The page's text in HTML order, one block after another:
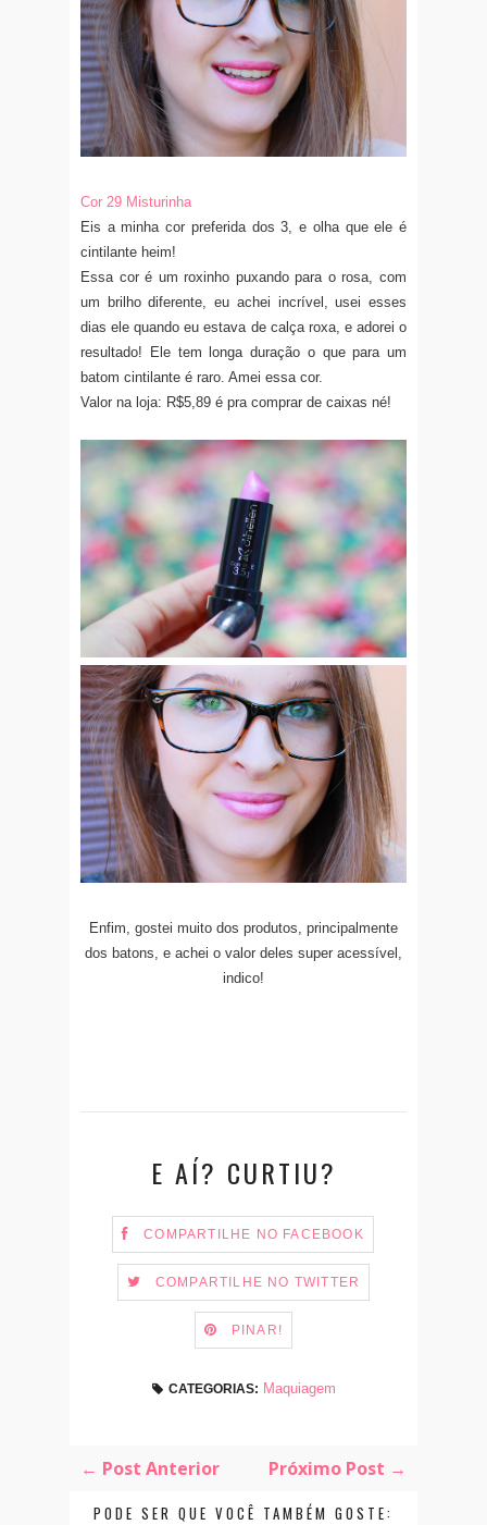
Cor 29 Misturinha
Eis a minha cor preferida dos 3, e olha que ele é
cintilante heim!
Essa cor é um roxinho puxando para o rosa, com
um brilho diferente, eu achei incrível, usei esses
dias ele quando eu estava de calça roxa, e adorei o
resultado! Ele tem longa duração o que para um
batom cintilante é raro. Amei essa cor.
Valor na loja: R$5,89 é pra comprar de caixas né!
Enfim, gostei muito dos produtos, principalmente
dos batons, e achei o valor deles super acessível,
indico!
E AÍ? CURTIU?
COMPARTILHE NO FACEBOOK
COMPARTILHE NO TWITTER
PINAR!
CATEGORIAS: Maquiagem
← Post Anterior Próximo Post →
PODE SER QUE VOCÊ TAMBÉM GOSTE: